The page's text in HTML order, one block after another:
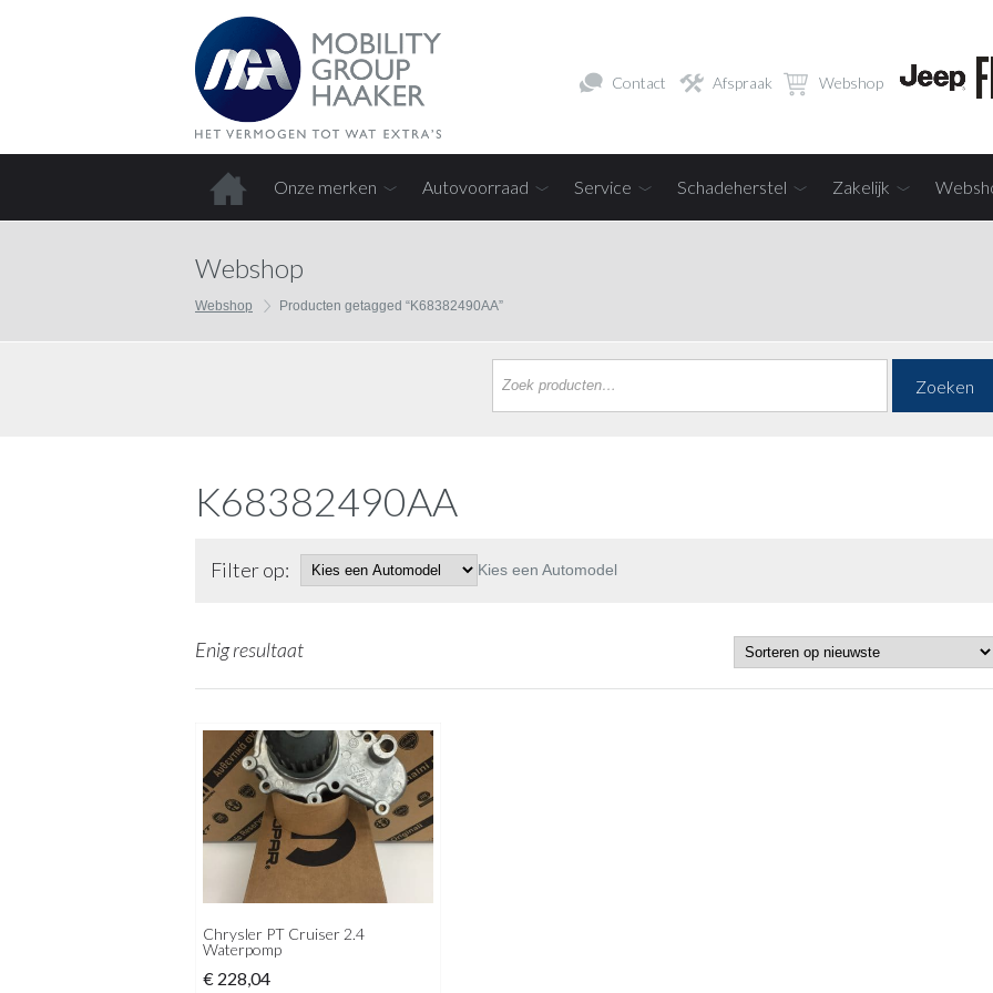
Contact Afspraak Webshop
Onze merken Autovoorraad Service Schadeherstel Zakelijk
Webshop
Webshop Producten getagged “K68382490AA”
Zoeken
K68382490AA
Filter op: Kies een Automodel
Enig resultaat
Chrysler PT Cruiser 2.4
Waterpomp
€ 228,04